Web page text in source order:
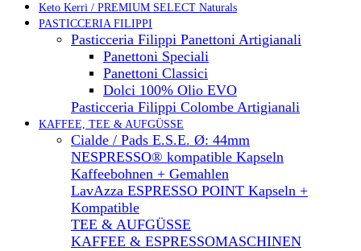
Keto Kerri / PREMIUM SELECT Naturals
PASTICCERIA FILIPPI
Pasticceria Filippi Panettoni Artigianali
Panettoni Speciali
Panettoni Classici
Dolci 100% Olio EVO
Pasticceria Filippi Colombe Artigianali
KAFFEE, TEE & AUFGÜSSE
Cialde / Pads E.S.E. Ø: 44mm
NESPRESSO® kompatible Kapseln
Kaffeebohnen + Gemahlen
LavAzza ESPRESSO POINT Kapseln +
Kompatible
TEE & AUFGÜSSE
KAFFEE & ESPRESSOMASCHINEN